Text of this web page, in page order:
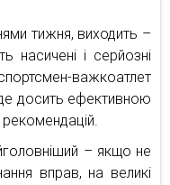
тижня, виходить –
і серйозні
важкоатлет
досить ефективною
– якщо не
вправ, на великі